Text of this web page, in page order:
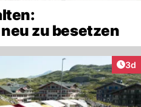
zu besetzen
3d